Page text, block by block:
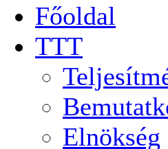
Főoldal
TTT
Elnökség